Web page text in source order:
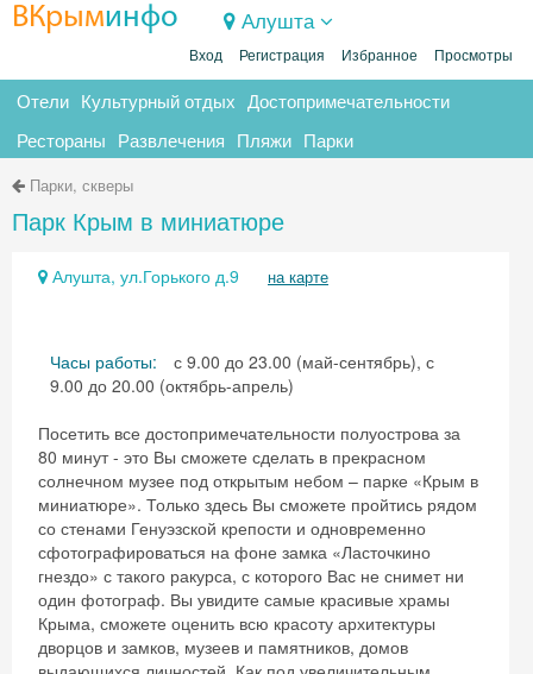
ВКрыминфо Алушта
Вход Регистрация Избранное Просмотры
Отели Культурный отдых Достопримечательности
Рестораны Развлечения Пляжи Парки
Парки, скверы
Парк Крым в миниатюре
Алушта, ул.Горького д.9 на карте
Часы работы:
с 9.00 до 23.00 (май-сентябрь), с
9.00 до 20.00 (октябрь-апрель)
Посетить все достопримечательности полуострова за
80 минут - это Вы сможете сделать в прекрасном
солнечном музее под открытым небом – парке «Крым в
миниатюре». Только здесь Вы сможете пройтись рядом
со стенами Генуэзской крепости и одновременно
сфотографироваться на фоне замка «Ласточкино
гнездо» с такого ракурса, с которого Вас не снимет ни
один фотограф. Вы увидите самые красивые храмы
Крыма, сможете оценить всю красоту архитектуры
дворцов и замков, музеев и памятников, домов